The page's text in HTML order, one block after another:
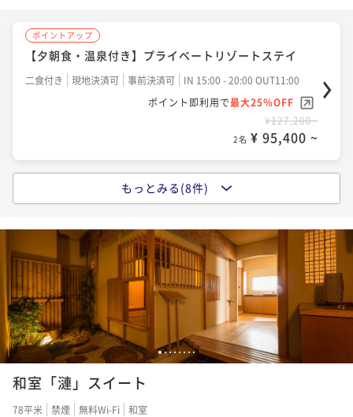
ポイントアップ
【夕朝食・温泉付き】プライベートリゾートステイ
二食付き 現地決済可 事前決済可
IN 15:00 - 20:00 OUT11:00
ポイント即利用で最大25％OFF
¥127,200~
2名 ¥ 95,400 ~
【宿の日】【夕朝食・温泉付き】プライベートリゾー
トステイ
二食付き 現地決済可 事前決済可
IN 15:00 - 20:00 OUT11:00
ポイント即利用で
最大15％OFF
¥127,200~
2名 ¥ 108,120 ~
ポイントアップ
【事前決済でお得】返金不可割引プラン / 夕食（会
席）朝食・温泉付き
もっとみる(8件)
123456 78
和室「漣」スイート
78平米 禁煙 無料Wi-Fi 和室